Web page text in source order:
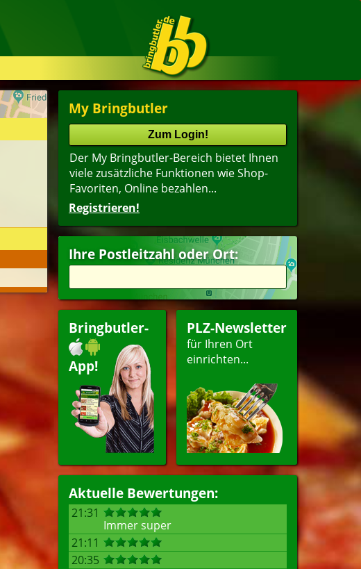
My Bringbutler
Der My Bringbutler-Bereich bietet Ihnen
viele zusätzliche Funktionen wie Shop-
Favoriten, Online bezahlen...
Registrieren!
Ihre Postleitzahl oder Ort:
Bringbutler-
App!
PLZ-Newsletter
für Ihren Ort
einrichten...
Aktuelle Bewertungen:
21:31
Immer super
21:11
20:35